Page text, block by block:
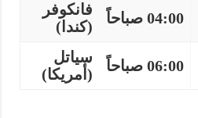
04:00 صباحاً
فانكوفر
(كندا)
06:00 صباحاً
سياتل
(أمريكا)